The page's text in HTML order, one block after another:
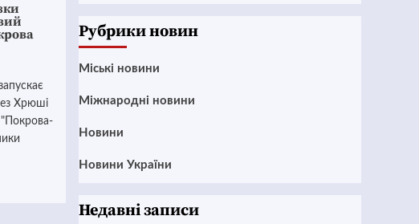
Хрюші
Рубрики новин
Mіські новини
Міжнародні новини
Новини
Новини України
Недавні записи